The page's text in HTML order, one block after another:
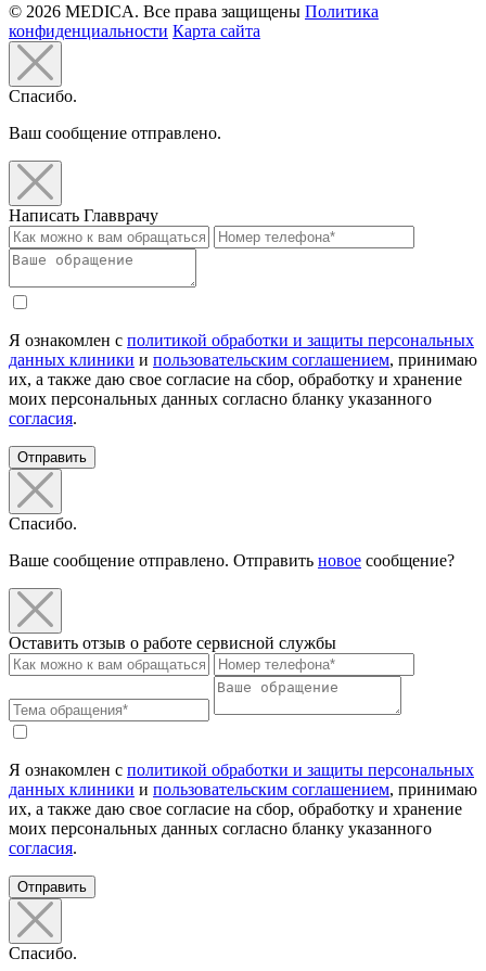
© 2026 MEDICA. Все права защищены Политика
конфиденциальности Карта сайта
Спасибо.
Ваш сообщение отправлено.
Написать Главврачу
Я ознакомлен с политикой обработки и защиты персональных
данных клиники и пользовательским соглашением, принимаю
их, а также даю свое согласие на сбор, обработку и хранение
моих персональных данных согласно бланку указанного
согласия.
Отправить
Спасибо.
Ваше сообщение отправлено. Отправить новое сообщение?
Оставить отзыв о работе сервисной службы
Я ознакомлен с политикой обработки и защиты персональных
данных клиники и пользовательским соглашением, принимаю
их, а также даю свое согласие на сбор, обработку и хранение
моих персональных данных согласно бланку указанного
согласия.
Отправить
Спасибо.